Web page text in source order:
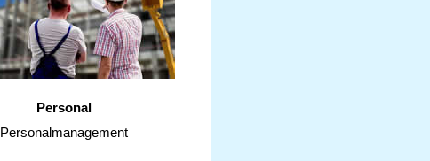
Personal
Personalmanagement